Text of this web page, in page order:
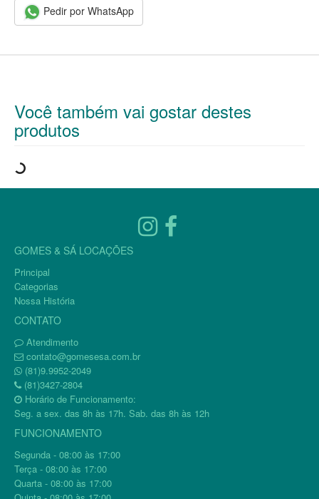
Pedir por WhatsApp
Você também vai gostar destes
produtos
GOMES & SÁ LOCAÇÕES
Principal
Categorias
Nossa História
CONTATO
Atendimento
contato@gomesesa.com.br
(81)9.9952-2049
(81)3427-2804
Horário de Funcionamento:
Seg. a sex. das 8h às 17h. Sab. das 8h às 12h
FUNCIONAMENTO
Segunda - 08:00 às 17:00
Terça - 08:00 às 17:00
Quarta - 08:00 às 17:00